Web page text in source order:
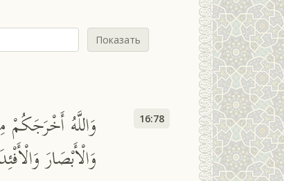
Показать
وَاللَّهُ
وَالْأَبْصَارَ
16:78